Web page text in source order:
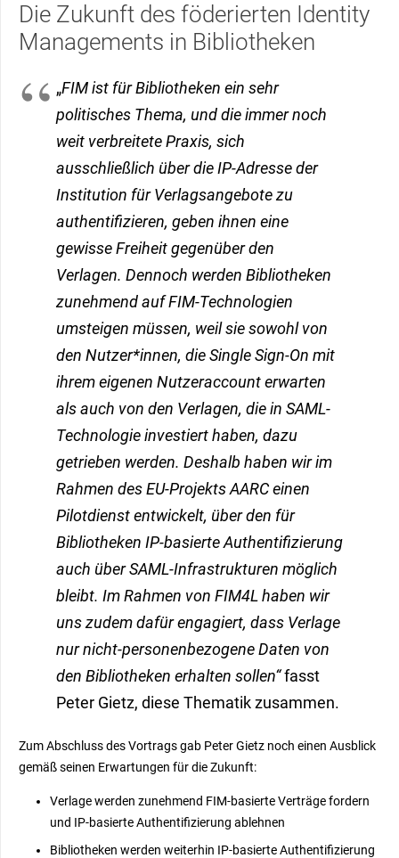
Die Zukunft des föderierten Identity
Managements in Bibliotheken
„FIM ist für Bibliotheken ein sehr
politisches Thema, und die immer noch
weit verbreitete Praxis, sich
ausschließlich über die IP-Adresse der
Institution für Verlagsangebote zu
authentifizieren, geben ihnen eine
gewisse Freiheit gegenüber den
Verlagen. Dennoch werden Bibliotheken
zunehmend auf FIM-Technologien
umsteigen müssen, weil sie sowohl von
den Nutzer*innen, die Single Sign-On mit
ihrem eigenen Nutzeraccount erwarten
als auch von den Verlagen, die in SAML-
Technologie investiert haben, dazu
getrieben werden. Deshalb haben wir im
Rahmen des EU-Projekts AARC einen
Pilotdienst entwickelt, über den für
Bibliotheken IP-basierte Authentifizierung
auch über SAML-Infrastrukturen möglich
bleibt. Im Rahmen von FIM4Lhaben wir
uns zudemdafür engagiert, dass Verlage
nur nicht-personenbezogene Daten von
den Bibliotheken erhalten sollen“fasst
Peter Gietz, diese Thematik zusammen.
Zum Abschluss des Vortrags gab Peter Gietz noch einen Ausblick
gemäß seinen Erwartungen für die Zukunft:
Verlage werden zunehmend FIM-basierte Verträge fordern
und IP-basierte Authentifizierung ablehnen
Bibliotheken werden weiterhin IP-basierte Authentifizierung